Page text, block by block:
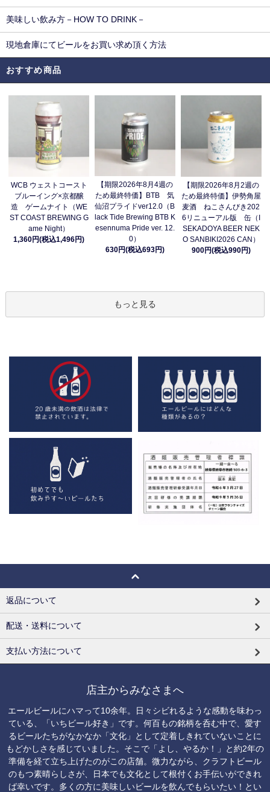
美味しい飲み方－HOW TO DRINK－
現地倉庫にてビールをお買い求め頂く方法
おすすめ商品
WCB ウェストコースト
ブルーイング×京都醸
造 ゲームナイト（WE
ST COAST BREWING G
ame Night）
1,360円(税込1,496円)
【期限2026年8月4週の
ため最終特価】BTB 気
仙沼プライドver12.0（B
lack Tide Brewing BTB K
esennuma Pride ver. 12.
0）
630円(税込693円)
【期限2026年8月2週の
ため最終特価】伊勢角屋
麦酒 ねこさんびき202
6リニューアル版 缶（I
SEKADOYA BEER NEK
O SANBIKI2026 CAN）
900円(税込990円)
もっと見る
返品について
配送・送料について
支払い方法について
店主からみなさまへ
エールビールにハマって10余年。日々シビれるような感動を味わっ
ている、「いちビール好き」です。何百もの銘柄を呑む中で、愛す
るビールたちがなかなか「文化」として定着しきれていないことに
もどかしさを感じていました。そこで「よし、やるか！」と約2年の
準備を経て立ち上げたのがこの店舗。微力ながら、クラフトビール
のもつ素晴らしさが、日本でも文化として根付くお手伝いができれ
ば幸いです。多くの方に美味しいビールを飲んでもらいたい！とい